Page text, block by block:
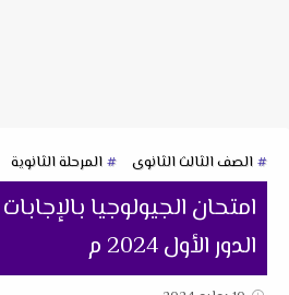
الصف الثالث الثانوى المرحلة الثانوية
امتحان الجيولوجيا
الدور الأول 2024 م